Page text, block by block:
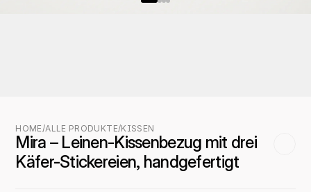
HOME/ALLE PRODUKTE/KISSEN
Mira – Leinen-Kissenbezug mit drei
Käfer-Stickereien, handgefertigt